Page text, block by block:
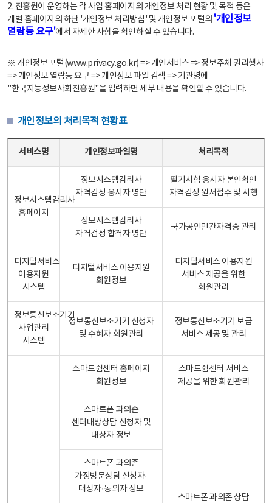
2. 진흥원이 운영하는 각 사업 홈페이지의 개인정보 처리 현황 및 목적 등은
개별 홈페이지의 하단 '개인정보 처리방침' 및 개인정보 포털의 '개인정보
열람등 요구'에서 자세한 사항을 확인하실 수 있습니다.
※ 개인정보 포털(www.privacy.go.kr) => 개인서비스 => 정보주체 권리행사
=> 개인정보 열람등 요구 => 개인정보 파일 검색 => 기관명에
"한국지능정보사회진흥원"을 입력하면 세부 내용을 확인할 수 있습니다.
개인정보의 처리목적 현황표
서비스명 개인정보파일명 처리목적
정보시스템감리사
홈페이지
정보시스템감리사
자격검정 응시자 명단
필기시험 응시자 본인확인
자격검정 원서접수 및 시행
정보시스템감리사
자격검정 합격자 명단
국가공인민간자격증 관리
디지털서비스
이용지원
시스템
디지털서비스 이용지원
회원정보
디지털서비스 이용지원
서비스 제공을 위한
회원관리
정보통신보조기기
사업관리
시스템
정보통신보조기기 신청자
및 수혜자 회원관리
정보통신보조기기 보급
서비스 제공 및 관리
스마트쉼센터 홈페이지
회원정보
스마트쉼센터 서비스
제공을 위한 회원관리
스마트폰 과의존
센터내방상담 신청자 및
대상자 정보
스마트폰 과의존 상담
스마트폰 과의존
가정방문상담 신청자·
대상자·동의자 정보